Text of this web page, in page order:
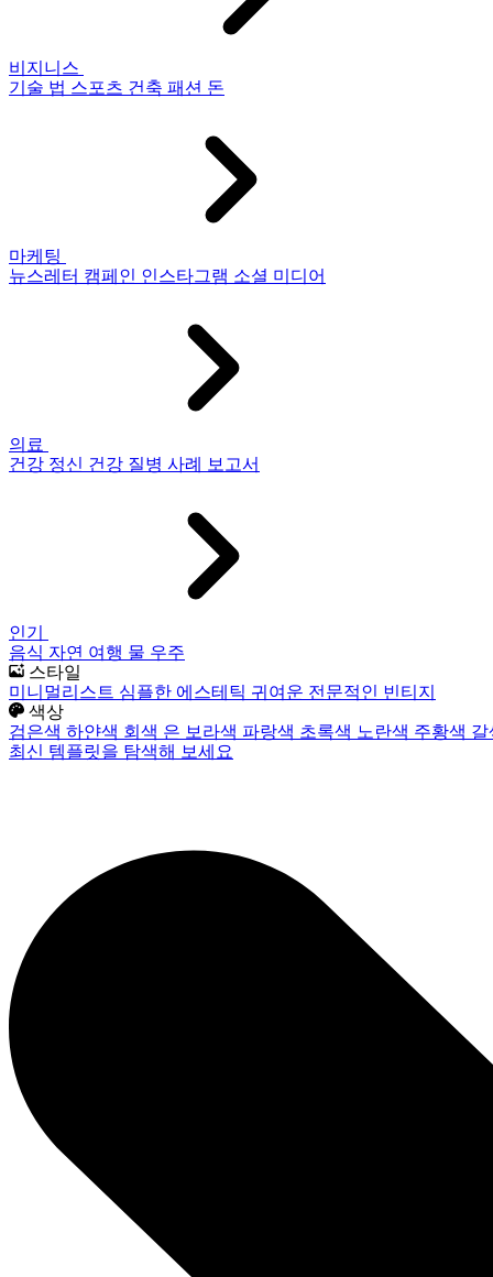
비지니스
기술 법 스포츠 건축 패션 돈
마케팅
뉴스레터 캠페인 인스타그램 소셜 미디어
의료
건강 정신 건강 질병 사례 보고서
인기
음식 자연 여행 물 우주
스타일
미니멀리스트 심플한 에스테틱 귀여운 전문적인 빈티지
색상
검은색 하얀색 회색 은 보라색 파랑색 초록색 노란색 주황색
최신 템플릿을 탐색해 보세요